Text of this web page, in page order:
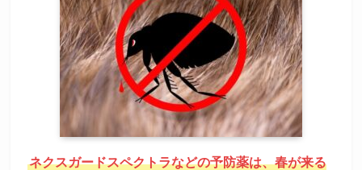
ネクスガードスペクトラなどの予防薬は、春が来る